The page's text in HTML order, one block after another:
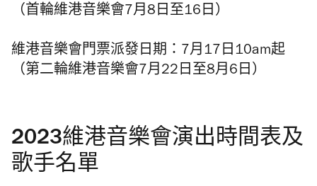
（首輪維港音樂會7月8日至16日）
維港音樂會門票派發日期：7月17日10am起
（第二輪維港音樂會7月22日至8月6日）
2023維港音樂會演出時間表及
歌手名單